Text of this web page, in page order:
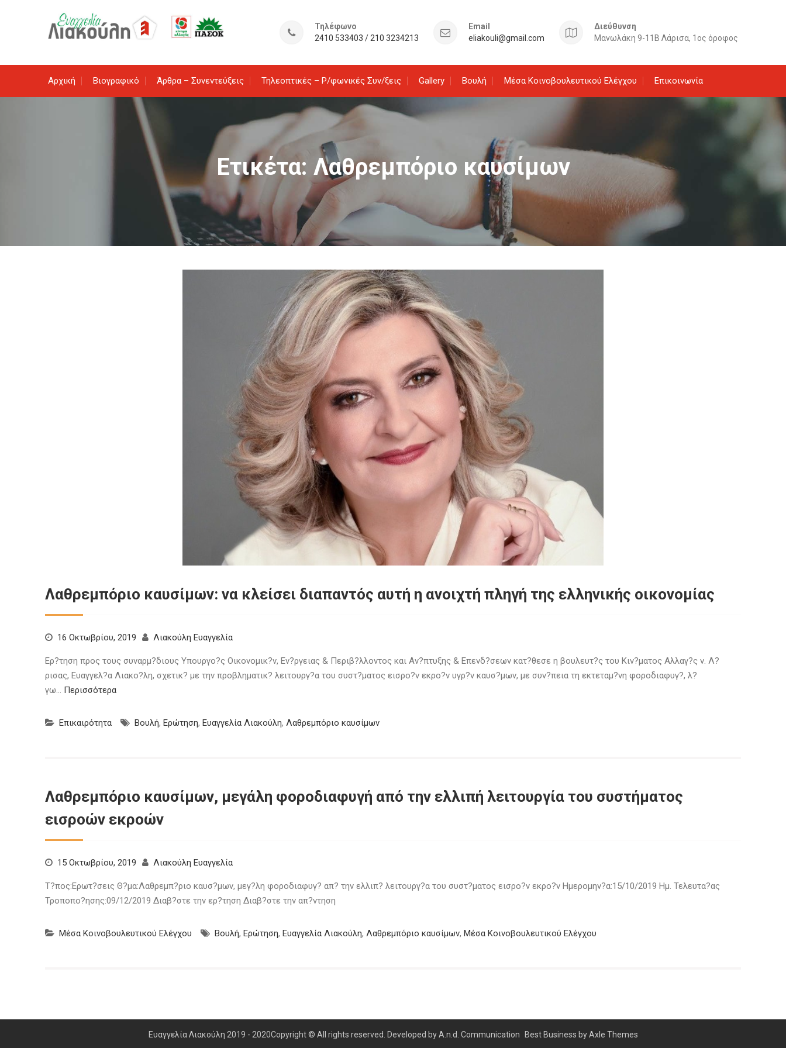
Τηλέφωνο
2410 533403 / 210 3234213
Email
eliakouli@gmail.com
Διεύθυνση
Μανωλάκη 9-11Β Λάρισα, 1ος όροφος
Αρχική Βιογραφικό Άρθρα – Συνεντεύξεις Τηλεοπτικές – Ρ/φωνικές Συν/ξεις Gallery Βουλή Μέσα Κοινοβουλευτικού Ελέγχου Επικοινωνία
Ετικέτα: Λαθρεμπόριο καυσίμων
Λαθρεμπόριο καυσίμων: να κλείσει διαπαντός αυτή η ανοιχτή πληγή της ελληνικής οικονομίας
16 Οκτωβρίου, 2019 Λιακούλη Ευαγγελία
Ερ?τηση προς τους συναρμ?διους Υπουργο?ς Οικονομικ?ν, Εν?ργειας & Περιβ?λλοντος και Αν?πτυξης & Επενδ?σεων κατ?θεσε η βουλευτ?ς του Κιν?ματος Αλλαγ?ς ν. Λ?
ρισας, Ευαγγελ?α Λιακο?λη, σχετικ? με την προβληματικ? λειτουργ?α του συστ?ματος εισρο?ν εκρο?ν υγρ?ν καυσ?μων, με συν?πεια τη εκτεταμ?νη φοροδιαφυγ?, λ?
γω… Περισσότερα
Επικαιρότητα Βουλή, Ερώτηση, Ευαγγελία Λιακούλη, Λαθρεμπόριο καυσίμων
Λαθρεμπόριο καυσίμων, μεγάλη φοροδιαφυγή από την ελλιπή λειτουργία του συστήματος
εισροών εκροών
15 Οκτωβρίου, 2019 Λιακούλη Ευαγγελία
Τ?πος:Ερωτ?σεις Θ?μα:Λαθρεμπ?ριο καυσ?μων, μεγ?λη φοροδιαφυγ? απ? την ελλιπ? λειτουργ?α του συστ?ματος εισρο?ν εκρο?ν Ημερομην?α:15/10/2019 Ημ. Τελευτα?ας
Τροποπο?ησης:09/12/2019 Διαβ?στε την ερ?τηση Διαβ?στε την απ?ντηση
Μέσα Κοινοβουλευτικού Ελέγχου Βουλή, Ερώτηση, Ευαγγελία Λιακούλη, Λαθρεμπόριο καυσίμων, Μέσα Κοινοβουλευτικού Ελέγχου
Ευαγγελία Λιακούλη 2019 - 2020Copyright © All rights reserved. Developed by A.n.d. Communication Best Business byAxle Themes